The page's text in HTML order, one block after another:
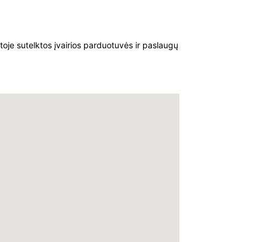
sutelktos įvairios parduotuvės ir paslaugų